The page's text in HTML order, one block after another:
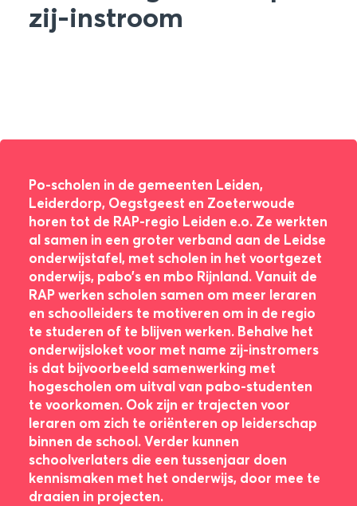
zij-instroom
Po-scholen in de gemeenten Leiden,
Leiderdorp, Oegstgeest en Zoeterwoude
horen tot de RAP-regio Leiden e.o. Ze werkten
al samen in een groter verband aan de Leidse
onderwijstafel, met scholen in het voortgezet
onderwijs, pabo’s en mbo Rijnland. Vanuit de
RAP werken scholen samen om meer leraren
en schoolleiders te motiveren om in de regio
te studeren of te blijven werken. Behalve het
onderwijsloket voor met name zij-instromers
is dat bijvoorbeeld samenwerking met
hogescholen om uitval van pabo-studenten
te voorkomen. Ook zijn er trajecten voor
leraren om zich te oriënteren op leiderschap
binnen de school. Verder kunnen
schoolverlaters die een tussenjaar doen
kennismaken met het onderwijs, door mee te
draaien in projecten.